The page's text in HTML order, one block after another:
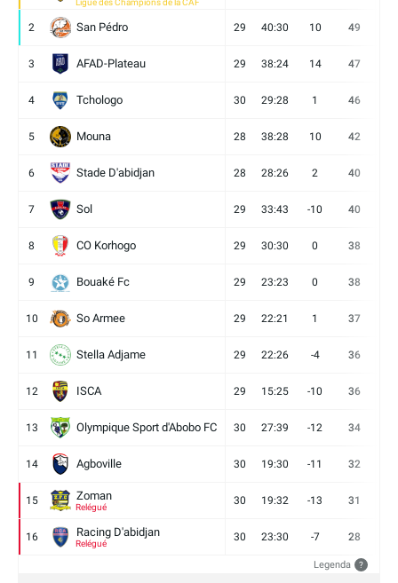
Ligue des Champions de la CAF
2 San Pédro 29 40:30 10 49
3 AFAD-Plateau 29 38:24 14 47
4 Tchologo 30 29:28 1 46
5 Mouna 28 38:28 10 42
6 Stade D'abidjan 28 28:26 2 40
7 Sol 29 33:43 -10 40
8 CO Korhogo 29 30:30 0 38
9 Bouaké Fc 29 23:23 0 38
10 So Armee 29 22:21 1 37
11 Stella Adjame 29 22:26 -4 36
12 ISCA 29 15:25 -10 36
13 Olympique Sport d'Abobo FC 30 27:39 -12 34
14 Agboville 30 19:30 -11 32
15 Zoman
Relégué
30 19:32 -13 31
16 Racing D'abidjan
Relégué
30 23:30 -7 28
Legenda ?